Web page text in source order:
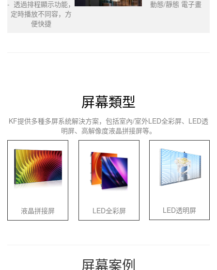
- 透過排程顯示功能，
定時播放不同容，方
便快捷
動態/靜態 電子畫
屏幕類型
KF提供多種多屏系統解決方案，包括室內/室外LED全彩屏、LED透
明屏、高解像度液晶拼接屏等。
液晶拼接屏 LED全彩屏 LED透明屏
屏幕案例